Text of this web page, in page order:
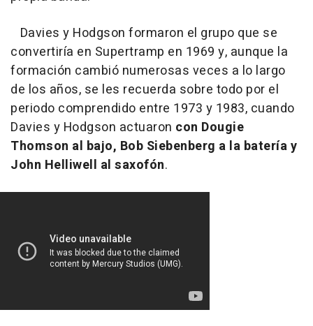
Davies y Hodgson formaron el grupo que se
convertiría en Supertramp en 1969 y, aunque la
formación cambió numerosas veces a lo largo
de los años, se les recuerda sobre todo por el
periodo comprendido entre 1973 y 1983, cuando
Davies y Hodgson actuaron con Dougie
Thomson al bajo, Bob Siebenberg a la batería y
John Helliwell al saxofón.